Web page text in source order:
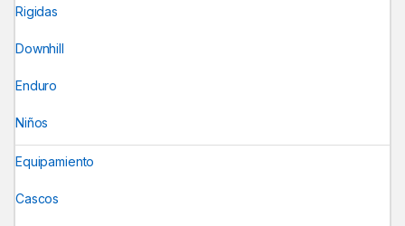
Rigidas
Downhill
Enduro
Niños
Equipamiento
Cascos